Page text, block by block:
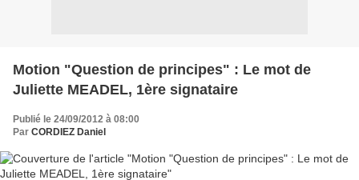
Motion "Question de principes" : Le mot de
Juliette MEADEL, 1ère signataire
Publié le 24/09/2012 à 08:00
Par CORDIEZ Daniel